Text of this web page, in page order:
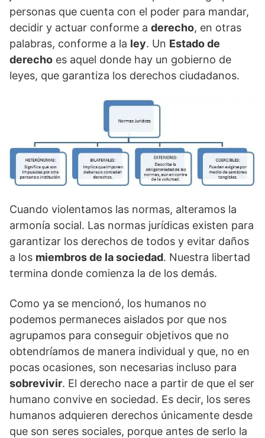
personas que cuenta con el poder para mandar,
decidir y actuar conforme a derecho, en otras
palabras, conforme a la ley. Un Estado de
derecho es aquel donde hay un gobierno de
leyes, que garantiza los derechos ciudadanos.
Cuando violentamos las normas, alteramos la
armonía social. Las normas jurídicas existen para
garantizar los derechos de todos y evitar daños
a los miembros de la sociedad. Nuestra libertad
termina donde comienza la de los demás.
Como ya se mencionó, los humanos no
podemos permaneces aislados por que nos
agrupamos para conseguir objetivos que no
obtendríamos de manera individual y que, no en
pocas ocasiones, son necesarias incluso para
sobrevivir. El derecho nace a partir de que el ser
humano convive en sociedad. Es decir, los seres
humanos adquieren derechos únicamente desde
que son seres sociales, porque antes de serlo la